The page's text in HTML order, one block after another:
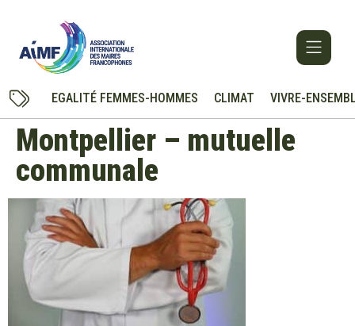
EGALITÉ FEMMES-HOMMES CLIMAT VIVRE-
Montpellier – mutuelle
communale